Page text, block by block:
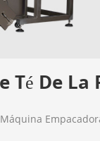
Té De La
Máquina